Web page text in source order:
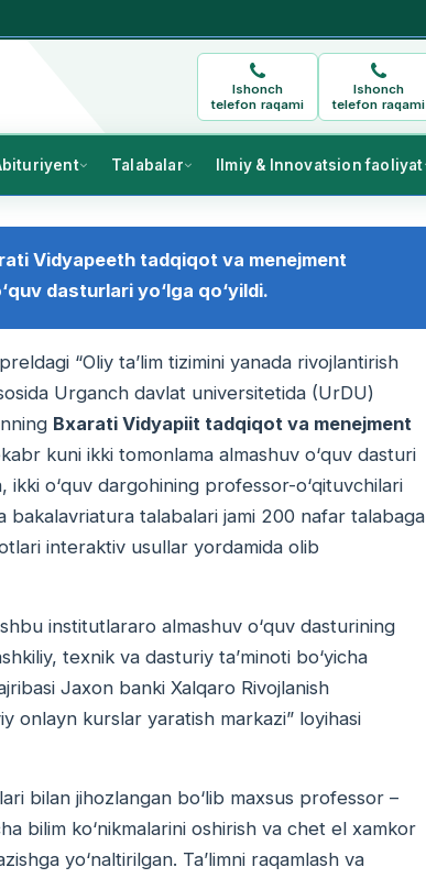
Ishonch
telefon raqami
Ishonch
telefon raqami
Talabalar Ilmiy & Innovatsion faoliyat
Vidyapeeth tadqiqot va menejment
dasturlari yо‘lga qо‘yildi.
“Oliy ta’lim tizimini yanada rivojlantirish
Urganch davlat universitetida (UrDU)
Bxarati Vidyapiit tadqiqot va menejment
kuni ikki tomonlama almashuv о‘quv dasturi
о‘quv dargohining professor-о‘qituvchilari
talabalari jami 200 nafar talabaga
interaktiv usullar yordamida olib
institutlararo almashuv о‘quv dasturining
texnik va dasturiy ta’minoti bо‘yicha
Jaxon banki Xalqaro Rivojlanish
onlayn kurslar yaratish markazi” loyihasi
bilan jihozlangan bо‘lib maxsus professor –
bilim kо‘nikmalarini oshirish va chet el xamkor
yо‘naltirilgan. Ta’limni raqamlash va